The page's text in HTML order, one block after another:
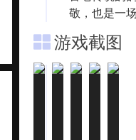
敬，也是一
游戏截图